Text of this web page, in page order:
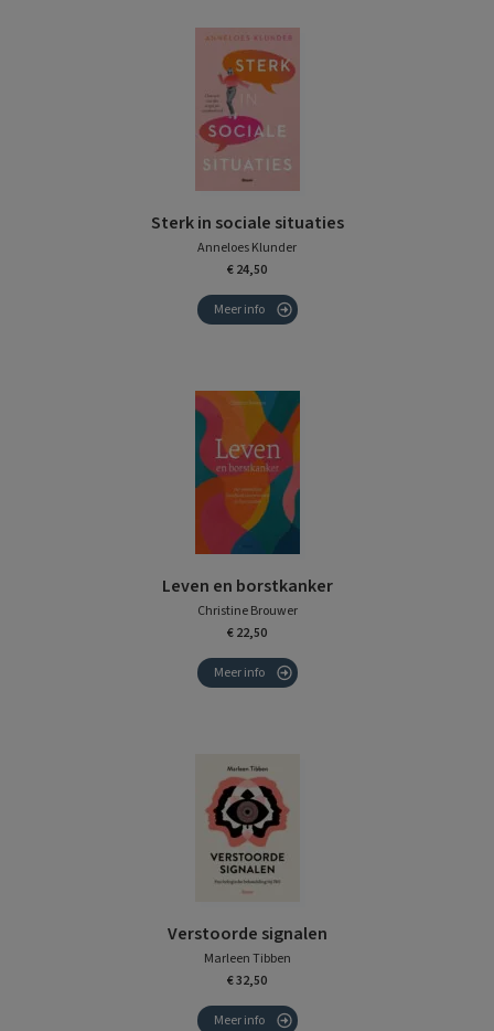
Sterk in sociale situaties
Anneloes Klunder
€ 24,50
Meer info
Leven en borstkanker
Christine Brouwer
€ 22,50
Meer info
Verstoorde signalen
Marleen Tibben
€ 32,50
Meer info